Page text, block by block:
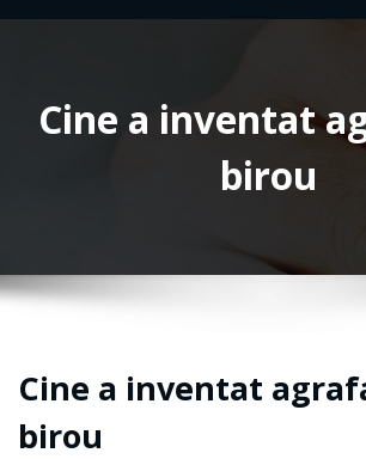
Cine a inventat
birou
Cine a inventat
birou